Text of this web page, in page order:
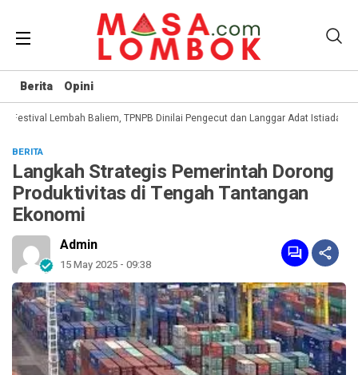
Berita Opini
Lembah Baliem, TPNPB Dinilai Pengecut dan Langgar Adat Istiadat
BERITA
Langkah Strategis Pemerintah Dorong
Produktivitas di Tengah Tantangan
Ekonomi
Admin
15 May 2025 - 09:38